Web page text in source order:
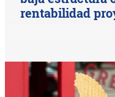
rentabilidad